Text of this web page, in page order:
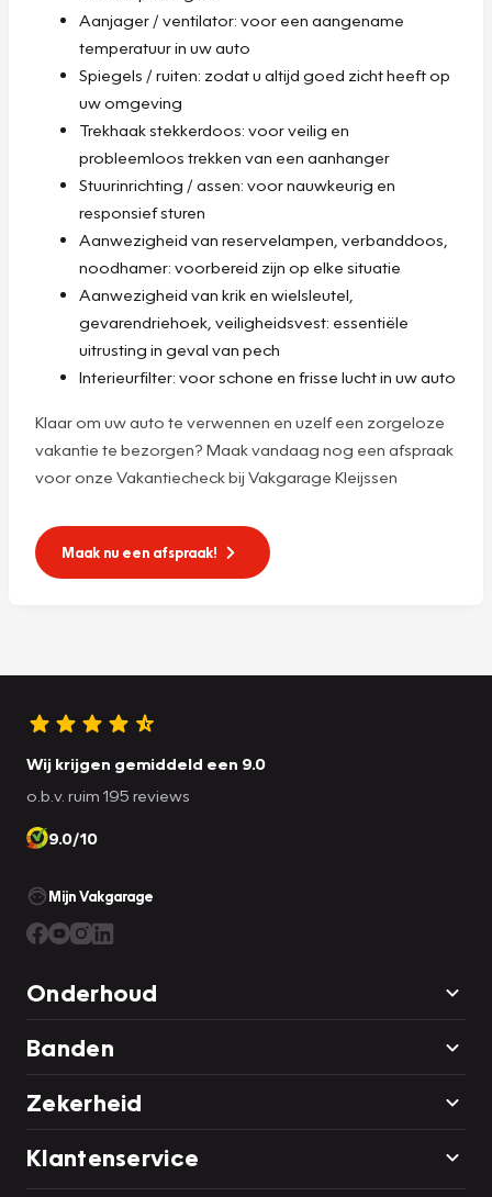
Aanjager / ventilator: voor een aangename
temperatuur in uw auto
Spiegels / ruiten: zodat u altijd goed zicht heeft op
uw omgeving
Trekhaak stekkerdoos: voor veilig en
probleemloos trekken van een aanhanger
Stuurinrichting / assen: voor nauwkeurig en
responsief sturen
Aanwezigheid van reservelampen, verbanddoos,
noodhamer: voorbereid zijn op elke situatie
Aanwezigheid van krik en wielsleutel,
gevarendriehoek, veiligheidsvest: essentiële
uitrusting in geval van pech
Interieurfilter: voor schone en frisse lucht in uw auto
Klaar om uw auto te verwennen en uzelf een zorgeloze
vakantie te bezorgen? Maak vandaag nog een afspraak
voor onze Vakantiecheck bij Vakgarage Kleijssen
Maak nu een afspraak!
Wij krijgen gemiddeld een 9.0
o.b.v. ruim 195 reviews
9.0/10
Mijn Vakgarage
Onderhoud
Banden
Zekerheid
Klantenservice